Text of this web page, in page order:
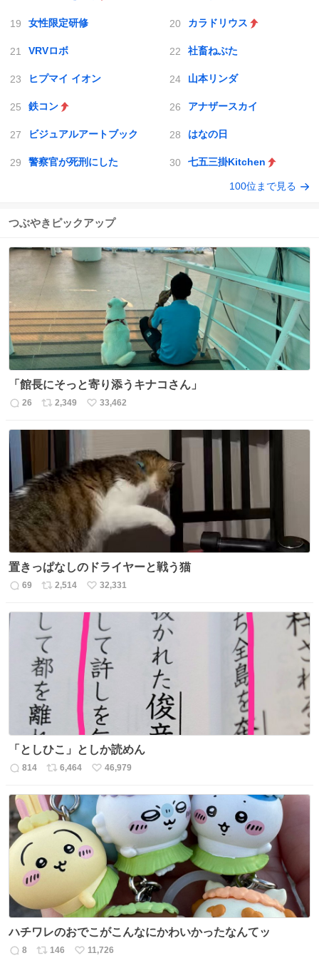
女性限定研修 カラドリウス
VRVロボ 社畜ねぶた
ヒプマイ イオン 山本リンダ
鉄コン アナザースカイ
ビジュアルアートブック はなの日
警察官が死刑にした 七五三掛Kitchen
100位まで見る
つぶやきピックアップ
「館長にそっと寄り添うキナコさん」
返
数
26
リ
数
2,349
い
33,462
置きっぱなしのドライヤーと戦う猫
返
数
69
リ
ス
ト
数
2,514
い
ね
数
32,331
「としひこ」としか読めん
返
数
814
リ
ス
ト
数
6,464
い
ね
数
46,979
ハチワレのおでこがこんなにかわいかったなんてッ
8 146 11,726